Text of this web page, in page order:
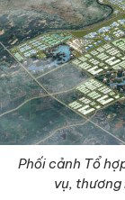
Phối cảnh Tổ
vụ, thương